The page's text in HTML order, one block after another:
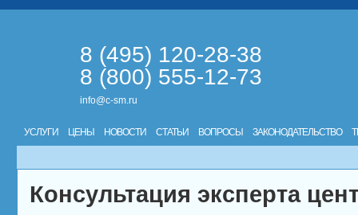
8 (495) 120-28-38
8 (800) 555-12-73
info@c-sm.ru
УСЛУГИ ЦЕНЫ НОВОСТИ СТАТЬИ ВОПРОСЫ ЗАКОНОДАТЕЛЬСТВО
Консультация эксперта